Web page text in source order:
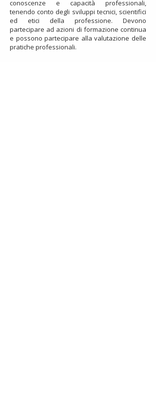
conoscenze e capacità professionali,
tenendo conto degli sviluppi tecnici, scientifici
ed etici della professione. Devono
partecipare ad azioni di formazione continua
e possono partecipare alla valutazione delle
pratiche professionali.